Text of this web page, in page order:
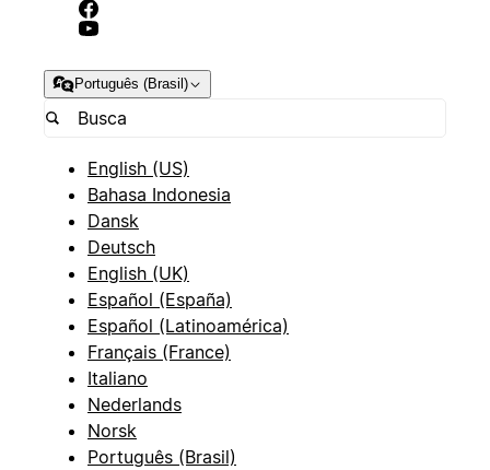
Português (Brasil)
English (US)
Bahasa Indonesia
Dansk
Deutsch
English (UK)
Español (España)
Español (Latinoamérica)
Français (France)
Italiano
Nederlands
Norsk
Português (Brasil)